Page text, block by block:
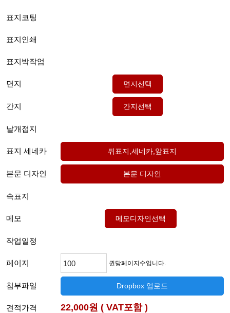
표지코팅
표지인쇄
표지박작업
면지
간지
날개접지
표지 세네카
본문 디자인
속표지
메모 메모디자인선택
작업일정
페이지 권당페이지수입니다.
첨부파일 Dropbox 업로드
견적가격 22,000원 ( VAT포함 )